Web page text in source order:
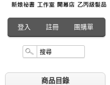
登入 註冊 團購單
商品目錄